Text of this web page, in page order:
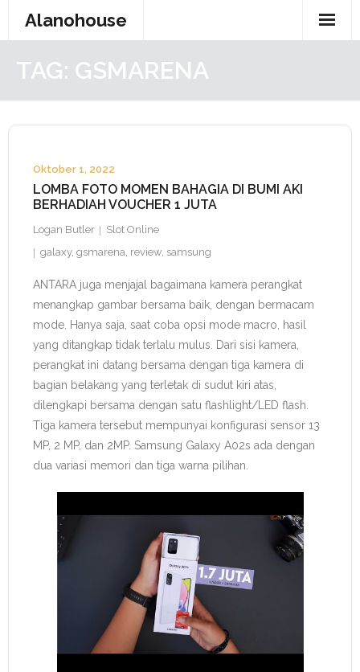
Alanohouse
TAG: GSMARENA
LOMBA FOTO MOMEN BAHAGIA DI BUMI AKI
BERHADIAH VOUCHER 1 JUTA
Oktober 1, 2022
Logan Butler
Slot Online
galaxy, gsmarena, review, samsung
ANTARA juga menjajal bagaimana kamera perangkat
menangkap gambar bersama baik, dengan bermacam
mode. Hanya saja, saat coba opsi mode macro, hasil
yang ditangkap tidak terlalu mulus. Dari sisi kamera,
perangkat ini datang bersama dengan tiga kamera di
bagian belakang yang terletak di sudut kiri atas,
dilengkapi bersama dengan satu flashlight/LED flash.
Tiga kamera tersebut mempunyai konfigurasi sensor 13
MP, 2 MP, dan 2MP. Samsung Galaxy A02s ada dengan
dua variasi memori dan tiga warna pilihan.